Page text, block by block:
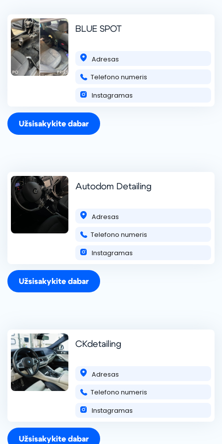
Automobilių plovykla ##1 Vilniuje
Automobilių plovykla ##1 Išlaikykite savo transporto
automobilių plovimo paslaugomis! Mes siūlome: 🚗 Išorinį
plovimą – aukšto slėgio valymą, putų a
Blackline Detailing
Mes esame Blackline Detailing, degame aistra
kad jūsų automobilis atrodytų nepriekaištingai tarsi iš salono!
Atliekame cheminį salono valym
+370 675 45480
DeepShine Detailing
Sveiki atvykę į DeepShine Detailing! Specializuojamės
profesionaliose automobilių estetikos paslaugose – nuo
daugiau. Mūsų tikslas – išryškin
BLUE SPOT
Adresas
Telefono numeris
Instagramas
Užsisakykite dabar
Autodom Detailing
Adresas
Telefono numeris
Instagramas
Užsisakykite dabar
CKdetailing
Adresas
Telefono numeris
Instagramas
Užsisakykite dabar